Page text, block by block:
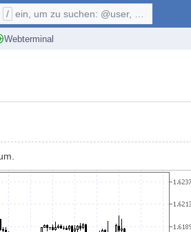
Webterminal
/ ein, um zu suchen: @user, $symbol, ...